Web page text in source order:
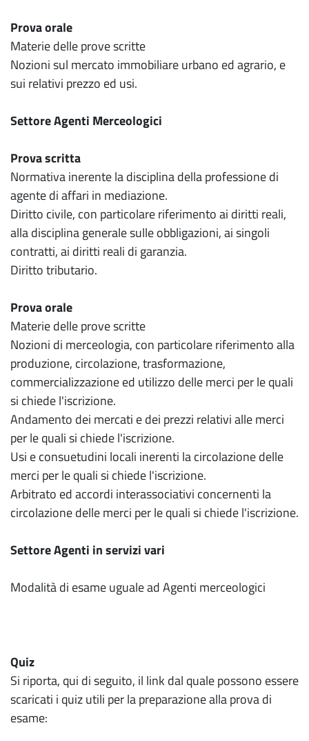
Prova orale
Materie delle prove scritte
Nozioni sul mercato immobiliare urbano ed agrario, e
sui relativi prezzo ed usi.
Settore Agenti Merceologici
Prova scritta
Normativa inerente la disciplina della professione di
agente di affari in mediazione.
Diritto civile, con particolare riferimento ai diritti reali,
alla disciplina generale sulle obbligazioni, ai singoli
contratti, ai diritti reali di garanzia.
Diritto tributario.
Prova orale
Materie delle prove scritte
Nozioni di merceologia, con particolare riferimento alla
produzione, circolazione, trasformazione,
commercializzazione ed utilizzo delle merci per le quali
si chiede l'iscrizione.
Andamento dei mercati e dei prezzi relativi alle merci
per le quali si chiede l'iscrizione.
Usi e consuetudini locali inerenti la circolazione delle
merci per le quali si chiede l'iscrizione.
Arbitrato ed accordi interassociativi concernenti la
circolazione delle merci per le quali si chiede l'iscrizione.
Settore Agenti in servizi vari
Modalità di esame uguale ad Agenti merceologici
Quiz
Si riporta, qui di seguito, il link dal quale possono essere
scaricati i quiz utili per la preparazione alla prova di
esame: